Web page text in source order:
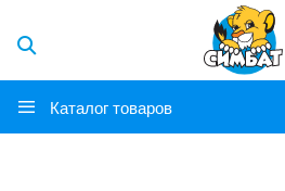
Каталог товаров